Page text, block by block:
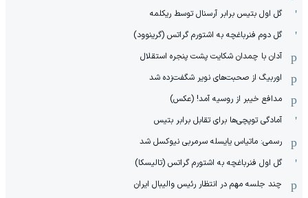
گل اول بتیس برابر آرسنال توسط ریکلمه
گل دوم فنرباغچه به اشتورم گراتس (گرینوود)
آدان با چمدان شکایت پشت پنجره استقلال
اوربیگ از صحبت‌های نویر شگفت‌زده شد
مدافع خیبر از روسیه آمد! (عکس)
آمادگی توپچی‌ها برای تقابل برابر بتیس
رسمی: ماتیاس یایسله سرمربی نیوکسل شد
گل اول فنرباغچه به اشتورم گراتس (تالیسکا)
چند جلسه مهم در انتظار رئیس والیبال ایران